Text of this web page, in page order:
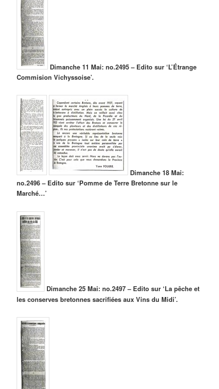
Dimanche 11 Mai: no.2495 – Edito sur ‘L’Étrange
Commision Vichyssoise’.
Dimanche 18 Mai:
no.2496 – Edito sur ‘Pomme de Terre Bretonne sur le
Marché…’
Dimanche 25 Mai: no.2497 – Edito sur ‘La pêche et
les conserves bretonnes sacrifiées aux Vins du Midi’.